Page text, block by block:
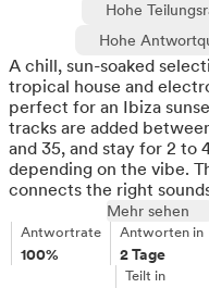
Hohe
Hohe
A chill, sun-soaked
tropical house and
perfect for an Ibiza
tracks are added
and 35, and stay for 2 to
depending on the vibe.
connects the right
Mehr sehen
Antwortrate
100%
Antworten in
2 Tage
Teilt in